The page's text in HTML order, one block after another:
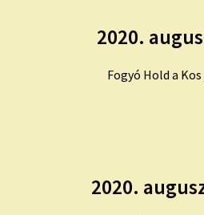
2020.
Fogyó Hold a
2020.